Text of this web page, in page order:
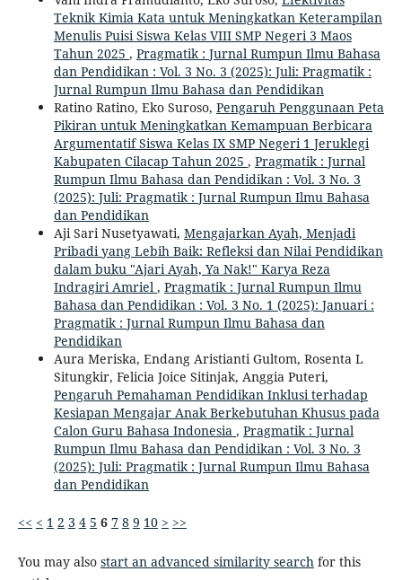
Teknik Kimia Kata untuk Meningkatkan Keterampilan
Menulis Puisi Siswa Kelas VIII SMP Negeri 3 Maos
Tahun 2025 , Pragmatik : Jurnal Rumpun Ilmu Bahasa
dan Pendidikan : Vol. 3 No. 3 (2025): Juli: Pragmatik :
Jurnal Rumpun Ilmu Bahasa dan Pendidikan
Ratino Ratino, Eko Suroso, Pengaruh Penggunaan Peta
Pikiran untuk Meningkatkan Kemampuan Berbicara
Argumentatif Siswa Kelas IX SMP Negeri 1 Jeruklegi
Kabupaten Cilacap Tahun 2025 , Pragmatik : Jurnal
Rumpun Ilmu Bahasa dan Pendidikan : Vol. 3 No. 3
(2025): Juli: Pragmatik : Jurnal Rumpun Ilmu Bahasa
dan Pendidikan
Aji Sari Nusetyawati, Mengajarkan Ayah, Menjadi
Pribadi yang Lebih Baik: Refleksi dan Nilai Pendidikan
dalam buku "Ajari Ayah, Ya Nak!" Karya Reza
Indragiri Amriel , Pragmatik : Jurnal Rumpun Ilmu
Bahasa dan Pendidikan : Vol. 3 No. 1 (2025): Januari :
Pragmatik : Jurnal Rumpun Ilmu Bahasa dan
Pendidikan
Aura Meriska, Endang Aristianti Gultom, Rosenta L
Situngkir, Felicia Joice Sitinjak, Anggia Puteri,
Pengaruh Pemahaman Pendidikan Inklusi terhadap
Kesiapan Mengajar Anak Berkebutuhan Khusus pada
Calon Guru Bahasa Indonesia , Pragmatik : Jurnal
Rumpun Ilmu Bahasa dan Pendidikan : Vol. 3 No. 3
(2025): Juli: Pragmatik : Jurnal Rumpun Ilmu Bahasa
dan Pendidikan
<< < 1 2 3 4 5 6 7 8 9 10 > >>
You may also start an advanced similarity searchfor this